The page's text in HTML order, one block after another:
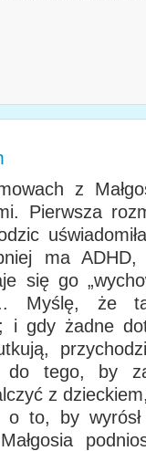
z
Pierwsza
ma
się go
Myślę, że
i gdy żadne
tego, by
z
o to, by